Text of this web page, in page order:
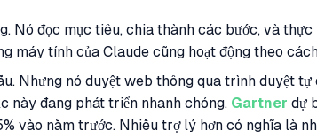
Nó đọc mục tiêu, chia thành các bước, và
máy tính của Claude cũng hoạt động theo
Nhưng nó duyệt web thông qua trình duyệt
này đang phát triển nhanh chóng. Gartner dự
vào năm trước. Nhiều trợ lý hơn có nghĩa là